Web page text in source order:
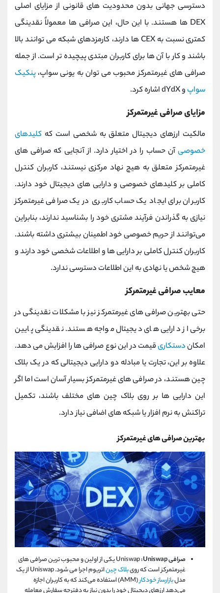
دسترسی جهانی بدون محدودیت ‌های قانونی از مزایای اصلی
DEX ها هستند. با این‌ حال، این صرافی‌ ها معمولاً نقدینگی
کمتری نسبت به CEX ها دارند، کارمزدهای شبکه می‌ توانند بالا
باشند و کار با آن ‌ها برای کاربران مبتدی پیچیده ‌تر است. از جمله
صرافی‌ های غیرمتمرکز محبوب می‌ توان به یونی سواپ، پنکیک
سواپ و dYdX اشاره کرد.
مزایای صرافی غیرمتمرکز
مالکیت ارزهای دیجیتال متعلق به شخصی است که کلیدهای
خصوصیآن حساب را در اختیار دارد. از آنجایی که صرافی های
غیرمتمرکز متعلق به هیچ نهاد مرکزی نیستند، کاربران کنترل
کاملی بر کلیدهای خصوصی و دارایی های دیجیتال خود دارند.
کاربران برای ایجاد یک حساب کاربری در یک صرافی غیرمتمرکز
نیازی به گذراندن فرآیند مشتری خود را بشناسید ندارند، بنابراین
می‌توانند از حریم خصوصی خود اطمینان بیشتری داشته باشند.
کاربران کنترل کاملی بر دارایی ها و اطلاعات شخصی خود دارند و
هیچ شخص یا نهادی به این اطلاعات دسترسی ندارد.
معایب صرافی غیرمتمرکز
حتی بهترین صرافی های غیرمتمرکز نیز با مشکلات نقدینگی در
برخی از دارایی های دیجیتال مواجه هستند. نقدینگی پایین
امکاندستکاریقیمت در این نوع صرافی ها را افزایش می دهد.
علاوه بر این، تجارت یا مبادله دو دارایی دیجیتالی که در یک بلاک
چین هستند، در صرافی های غیرمتمرکز بسیار آسان است اما اگر
این دارایی ها بر روی بلاک چین های مختلف باشند، تکمیل
تراکنش به نرم افزار یا شبکه های اضافی نیاز دارد.
بهترین صرافی های غیرمتمرکز
صرافی:Uniswap
یکی از اولین و محبوب ترین صرافی های
غیرمتمرکز است که رویبلاک چین
اتریوم اجرا می شود. Uniswap از یک
مدلبازارساز خودکار
(AMM) استفاده می‌کند که به کاربران اجازه
می‌دهد ارزهای دیجیتال خود را بدون نیاز به دفترچه سفارش معامله